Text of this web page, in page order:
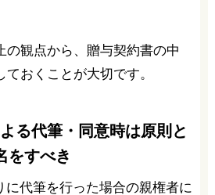
の観点から、贈与契約書の中
おくことが大切です。
る代筆・同意時は原則と
をすべき